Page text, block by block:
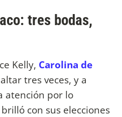
tres bodas,
Kelly, Carolina de
tres veces, y a
atención por lo
con sus elecciones